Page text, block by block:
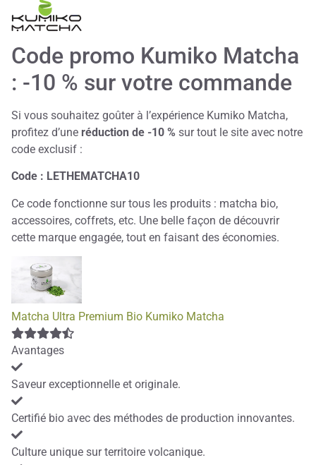
Code promo Kumiko Matcha
: -10 % sur votre commande
Si vous souhaitez goûter à l’expérience Kumiko Matcha,
profitez d’une réduction de -10 % sur tout le site avec notre
code exclusif :
Code : LETHEMATCHA10
Ce code fonctionne sur tous les produits : matcha bio,
accessoires, coffrets, etc. Une belle façon de découvrir
cette marque engagée, tout en faisant des économies.
Matcha Ultra Premium Bio Kumiko Matcha
Avantages
Saveur exceptionnelle et originale.
Certifié bio avec des méthodes de production innovantes.
Culture unique sur territoire volcanique.